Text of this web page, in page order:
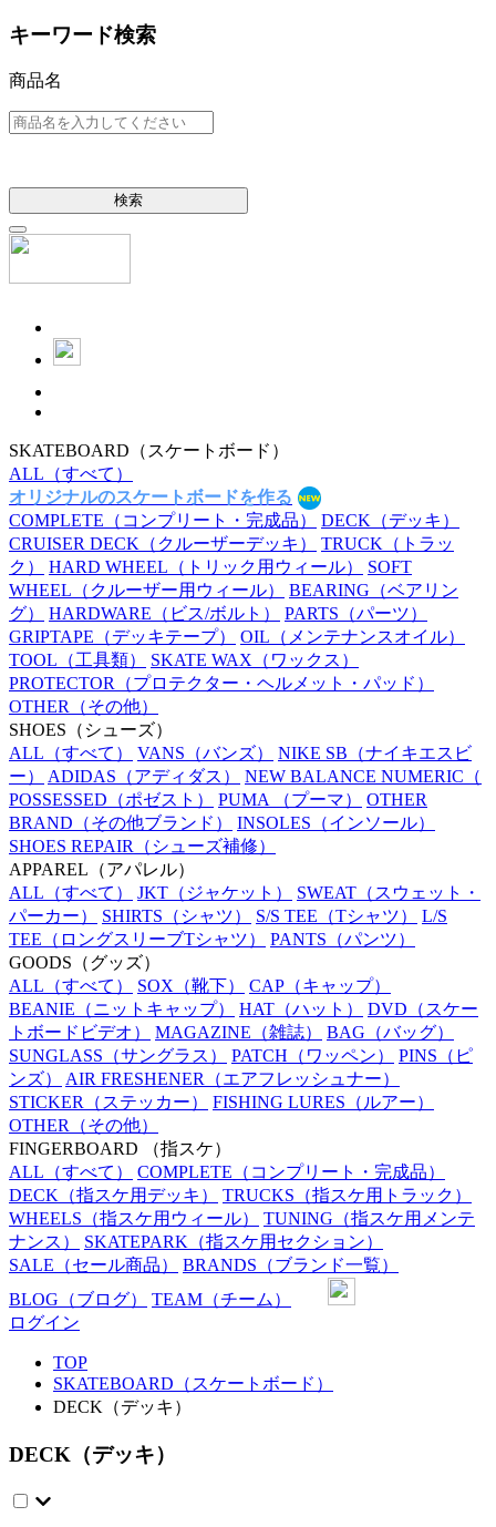
キーワード検索
商品名
検索
SKATEBOARD （スケートボード）
ALL （すべて）
オリジナルのスケートボードを作る
COMPLETE （コンプリート・完成品） DECK （デッキ）
CRUISER DECK （クルーザーデッキ） TRUCK （トラッ
ク）
HARD WHEEL （トリック用ウィール）
SOFT
WHEEL （クルーザー用ウィール） BEARING （ベアリン
グ）
HARDWARE （ビス/ボルト） PARTS （パーツ）
GRIPTAPE （デッキテープ） OIL （メンテナンスオイル）
TOOL （工具類） SKATE WAX （ワックス）
PROTECTOR （プロテクター・ヘルメット・パッド）
OTHER （その他）
SHOES （シューズ）
ALL （すべて） VANS （バンズ） NIKE SB （ナイキエスビ
ー）
ADIDAS （アディダス） NEW BALANCE NUMERIC （
POSSESSED （ポゼスト） PUMA （プーマ）
OTHER
BRAND （その他ブランド） INSOLES （インソール）
SHOES REPAIR （シューズ補修）
APPAREL （アパレル）
ALL （すべて） JKT （ジャケット） SWEAT （スウェット・
パーカー）
SHIRTS （シャツ） S/S TEE （Tシャツ）
L/S
TEE （ロングスリーブTシャツ） PANTS （パンツ）
GOODS （グッズ）
ALL （すべて） SOX （靴下） CAP （キャップ）
BEANIE （ニットキャップ） HAT （ハット） DVD （スケー
トボードビデオ）
MAGAZINE （雑誌） BAG （バッグ）
SUNGLASS （サングラス） PATCH （ワッペン） PINS （ピ
ンズ）
AIR FRESHENER （エアフレッシュナー）
STICKER （ステッカー） FISHING LURES （ルアー）
OTHER （その他）
FINGERBOARD
（指スケ）
ALL （すべて） COMPLETE （コンプリート・完成品）
DECK （指スケ用デッキ） TRUCKS （指スケ用トラック）
WHEELS （指スケ用ウィール） TUNING （指スケ用メンテ
ナンス）
SKATEPARK （指スケ用セクション）
SALE （セール商品） BRANDS （ブランド一覧）
BLOG （ブログ） TEAM （チーム）
ログイン
TOP
SKATEBOARD（スケートボード）
DECK（デッキ）
DECK（デッキ）